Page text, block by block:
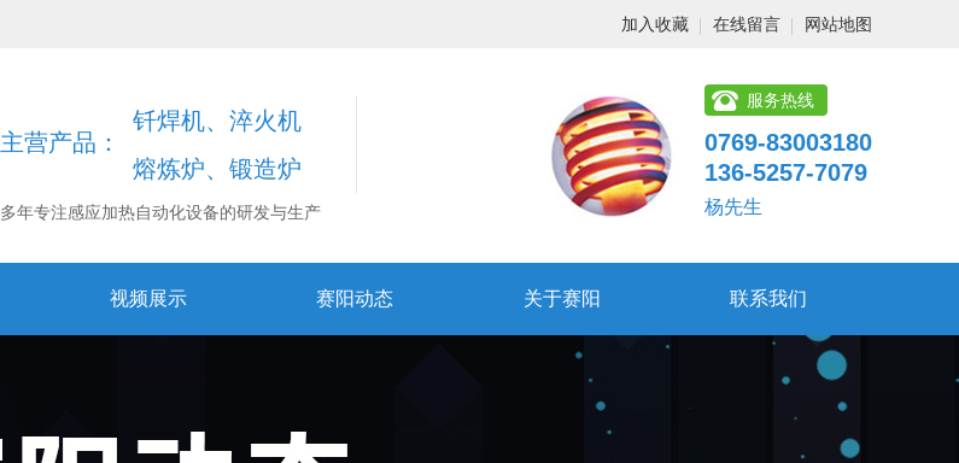
加入收藏 在线留言 网站地图
主营产品：
钎焊机、淬火机
熔炼炉、锻造炉
多年专注感应加热自动化设备的研发与生产
服务热线
0769-83003180
136-5257-7079
杨先生
视频展示 赛阳动态 关于赛阳 联系我们